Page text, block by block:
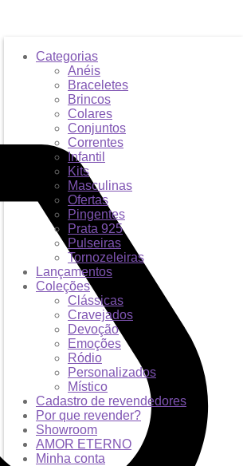
Categorias
Anéis
Braceletes
Brincos
Colares
Conjuntos
Correntes
Infantil
Kits
Masculinas
Ofertas
Pingentes
Prata 925
Pulseiras
Tornozeleiras
Lançamentos
Coleções
Clássicas
Cravejados
Devoção
Emoções
Ródio
Personalizados
Místico
Cadastro de revendedores
Por que revender?
Showroom
AMOR ETERNO
Minha conta